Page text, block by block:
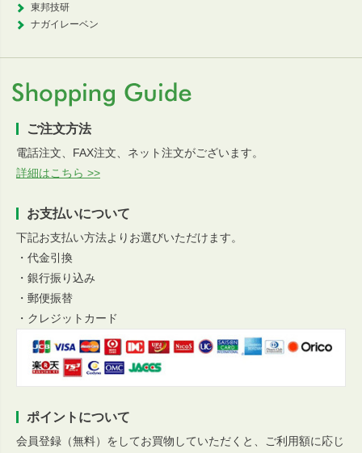
東邦技研
ナガイレーベン
ご注文方法
電話注文、FAX注文、ネット注文がございます。
詳細はこちら >>
お支払いについて
下記お支払い方法よりお選びいただけます。
・代金引換
・銀行振り込み
・郵便振替
・クレジットカード
ポイントについて
会員登録（無料）をしてお買物していただくと、ご利用額に応じ